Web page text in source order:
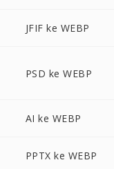
JFIF ke WEBP
PSD ke WEBP
AI ke WEBP
PPTX ke WEBP